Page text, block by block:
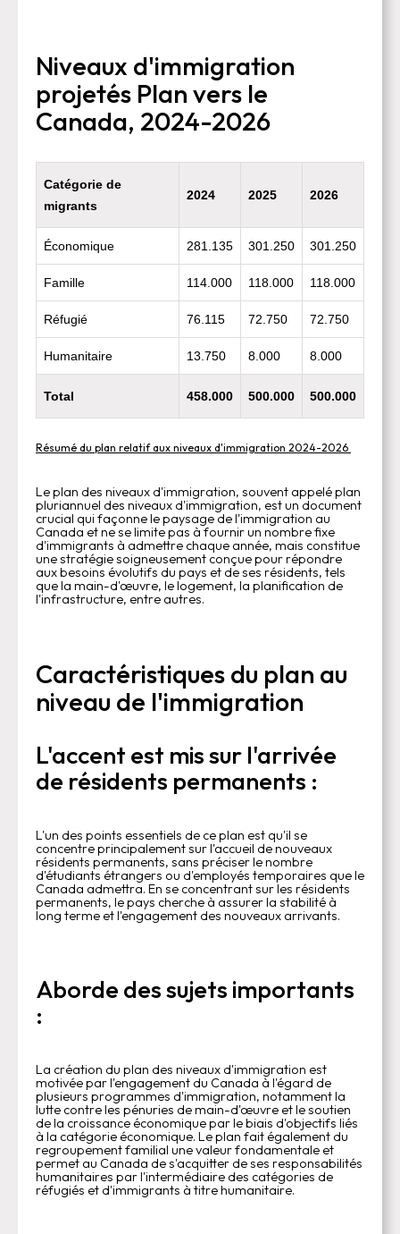
Niveaux d'immigration
projetés Plan vers le
Canada, 2024-2026
Catégorie de
migrants
2024 2025 2026
Économique 281.135 301.250 301.250
Famille 114.000 118.000 118.000
Réfugié 76.115 72.750 72.750
Humanitaire 13.750 8.000 8.000
Total 458.000 500.000 500.000
Résumé du plan relatif aux niveaux d'immigration 2024-2026
Le plan des niveaux d'immigration, souvent appelé plan
pluriannuel des niveaux d'immigration, est un document
crucial qui façonne le paysage de l'immigration au
Canada et ne se limite pas à fournir un nombre fixe
d'immigrants à admettre chaque année, mais constitue
une stratégie soigneusement conçue pour répondre
aux besoins évolutifs du pays et de ses résidents, tels
que la main-d'œuvre, le logement, la planification de
l'infrastructure, entre autres.
Caractéristiques du plan au
niveau de l'immigration
L'accent est mis sur l'arrivée
de résidents permanents :
L'un des points essentiels de ce plan est qu'il se
concentre principalement sur l'accueil de nouveaux
résidents permanents, sans préciser le nombre
d'étudiants étrangers ou d'employés temporaires que le
Canada admettra. En se concentrant sur les résidents
permanents, le pays cherche à assurer la stabilité à
long terme et l'engagement des nouveaux arrivants.
Aborde des sujets importants
:
La création du plan des niveaux d'immigration est
motivée par l'engagement du Canada à l'égard de
plusieurs programmes d'immigration, notamment la
lutte contre les pénuries de main-d'œuvre et le soutien
de la croissance économique par le biais d'objectifs liés
à la catégorie économique. Le plan fait également du
regroupement familial une valeur fondamentale et
permet au Canada de s'acquitter de ses responsabilités
humanitaires par l'intermédiaire des catégories de
réfugiés et d'immigrants à titre humanitaire.